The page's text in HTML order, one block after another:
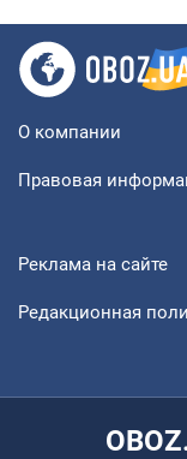
О компании
Правовая
Реклама на сайте
Редакционная